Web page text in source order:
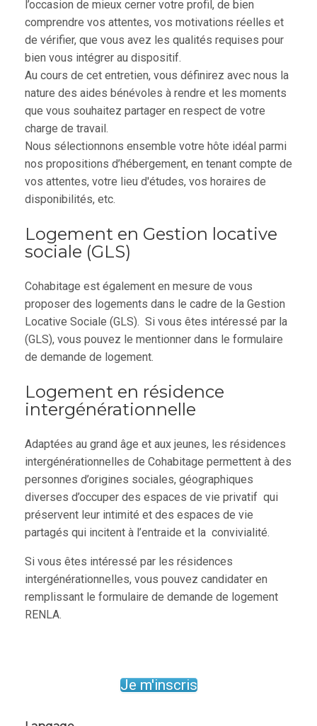
l’occasion de mieux cerner votre profil, de bien
comprendre vos attentes, vos motivations réelles et
de vérifier, que vous avez les qualités requises pour
bien vous intégrer au dispositif.
Au cours de cet entretien, vous définirez avec nous la
nature des aides bénévoles à rendre et les moments
que vous souhaitez partager en respect de votre
charge de travail.
Nous sélectionnons ensemble votre hôte idéal parmi
nos propositions d’hébergement, en tenant compte de
vos attentes, votre lieu d'études, vos horaires de
disponibilités, etc.
Logement en Gestion locative
sociale (GLS)
Cohabitage est également en mesure de vous
proposer des logements dans le cadre de la Gestion
Locative Sociale (GLS). Si vous êtes intéressé par la
(GLS), vous pouvez le mentionner dans le formulaire
de demande de logement.
Logement en résidence
intergénérationnelle
Adaptées au grand âge et aux jeunes, les résidences
intergénérationnelles de Cohabitage permettent à des
personnes d’origines sociales, géographiques
diverses d’occuper des espaces de vie privatif qui
préservent leur intimité et des espaces de vie
partagés qui incitent à l’entraide et la convivialité.
Si vous êtes intéressé par les résidences
intergénérationnelles, vous pouvez candidater en
remplissant le formulaire de demande de logement
RENLA.
Je m'inscris